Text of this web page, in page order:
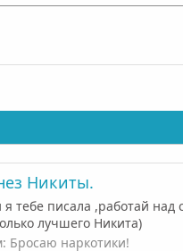
Никиты.
тебе писала ,работай
лучшего Никита)
Бросаю наркотики!